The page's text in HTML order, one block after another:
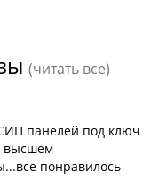
(читать все)
панелей под ключ
высшем
понравилось